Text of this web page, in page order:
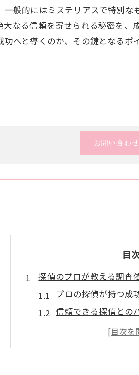
一般的にはミステリアスで特別
なる信頼を寄せられる秘密を
へと導くのか、その鍵となるポ
お問い合わ
目
探偵のプロが教える調査
プロの探偵が持つ成
信頼できる探偵との
調査の成功を導くた
依頼内容の明確化が